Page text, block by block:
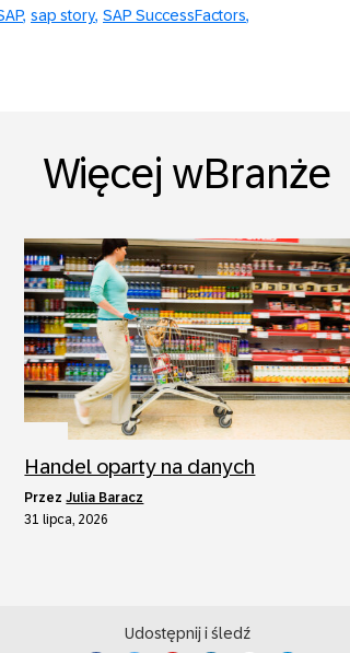
sap story SAP SuccessFactors
Więcej wBranże
Handel oparty na danych
przezJulia Baracz
31 lipca, 2026
Udostępnij i śledź